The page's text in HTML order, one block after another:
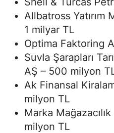
Allbatross Yatırım
1 milyar TL
Optima Faktoring
Suvla Şarapları
AŞ – 500 milyon
Ak Finansal
milyon TL
Marka
milyon TL